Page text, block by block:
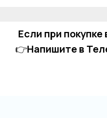
Если при
👉Напишите в